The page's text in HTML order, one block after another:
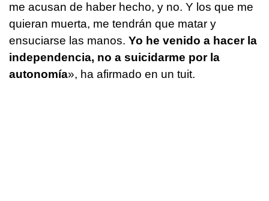
me acusan de haber hecho, y no. Y los que me
quieran muerta, me tendrán que matar y
ensuciarse las manos. Yo he venido a hacer la
independencia, no a suicidarme por la
autonomía», ha afirmado en un tuit.